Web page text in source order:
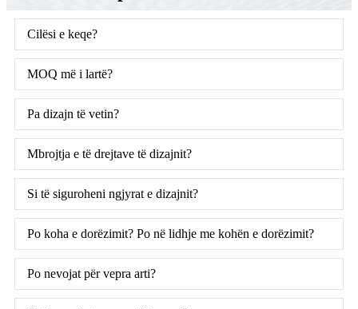
Cilësi e keqe?
MOQ më i lartë?
Pa dizajn të vetin?
Mbrojtja e të drejtave të dizajnit?
Si të siguroheni ngjyrat e dizajnit?
Po koha e dorëzimit? Po në lidhje me kohën e dorëzimit?
Po nevojat për vepra arti?